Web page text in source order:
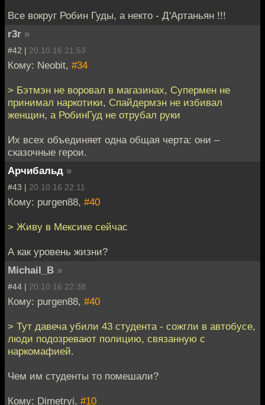
Все вокруг Робин Гуды, а некто - Д'Артаньян !!!
r3r »
#42 | 20.10.16 21:53
Кому: Neobit, #34
> Бэтмэн не воровал в магазинах, Супермен не
принимал наркотики, Спайдермэн не избивал
женщин, а РобинГуд не отрубал руки
Их всех объединяет одна общая черта: они –
сказочные герои.
Арчибальд »
#43 | 20.10.16 22:11
Кому: purgen88, #40
> Живу в Мексике сейчас
А как уровень жизни?
Michail_B »
#44 | 20.10.16 22:38
Кому: purgen88, #40
> Тут давеча убили 43 студента - сожгли в автобусе,
люди подозревают полицию, связанную с
наркомафией.
Чем им студенты то помешали?
Кому: Dimetryi, #10